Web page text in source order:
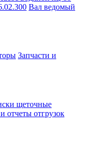
Вал ведомый
Запчасти и
щеточные
отчеты отгрузок